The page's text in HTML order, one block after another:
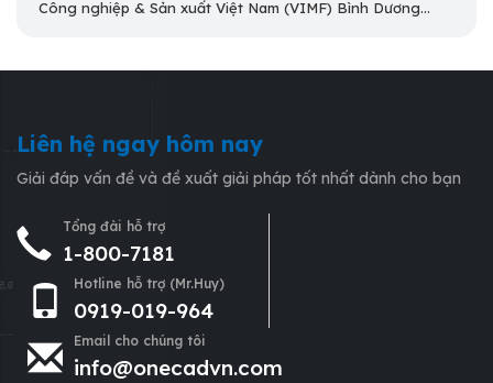
Công nghiệp & Sản xuất Việt Nam (VIMF) Bình Dương...
Liên hệ ngay hôm nay
Giải đáp vấn đề và đề xuất giải pháp tốt nhất dành cho bạn
Tổng đài hỗ trợ
1-800-7181
Hotline hỗ trợ (Mr.Huy)
0919-019-964
Email cho chúng tôi
info@onecadvn.com